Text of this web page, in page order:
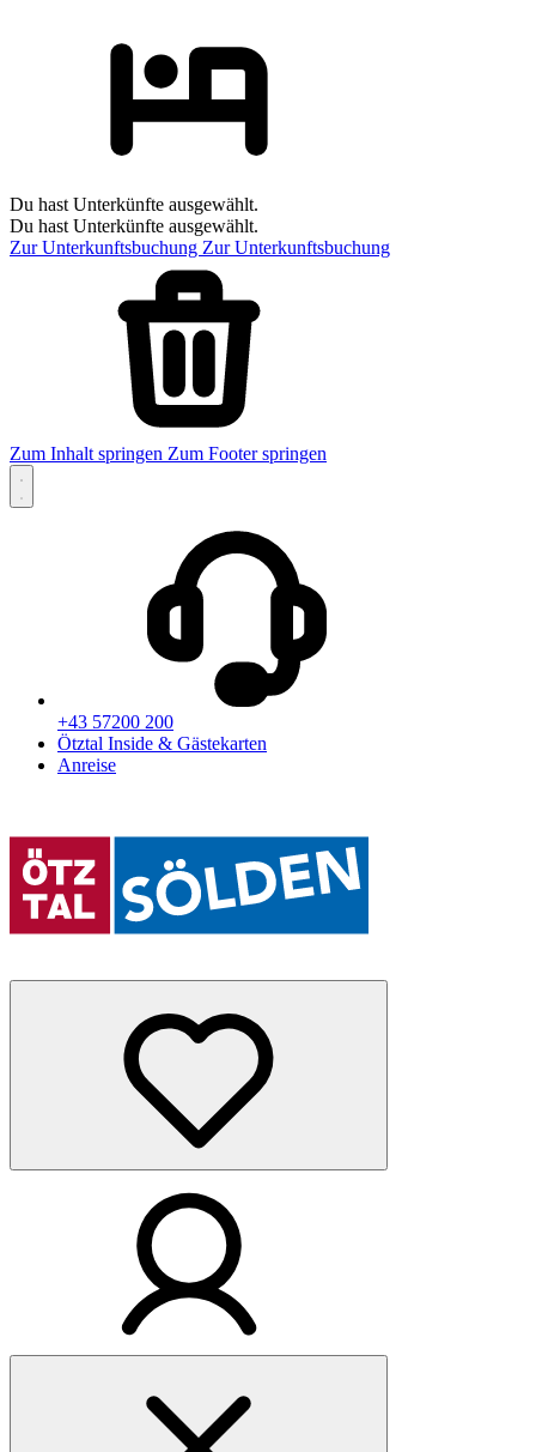
Du hast Unterkünfte ausgewählt.
Du hast Unterkünfte ausgewählt.
Zur Unterkunftsbuchung Zur Unterkunftsbuchung
Zum Inhalt springen Zum Footer springen
+43 57200 200
Ötztal Inside & Gästekarten
Anreise